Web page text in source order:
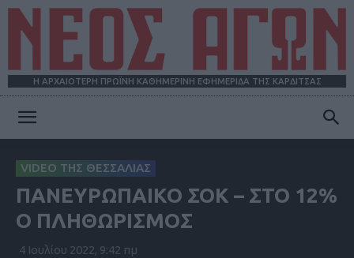
Η ΑΡΧΑΙΟΤΕΡΗ ΠΡΩΪΝΗ ΚΑΘΗΜΕΡΙΝΗ ΕΦΗΜΕΡΙΔΑ ΤΗΣ ΚΑΡΔΙΤΣΑΣ
ΑΓΩΝ
VIDEO ΤΗΣ ΘΕΣΣΑΛΙΑΣ
ΠΑΝΕΥΡΩΠΑΙΚΟ ΣΟΚ – ΣΤΟ 12%
Ο ΠΛΗΘΩΡΙΣΜΟΣ
4 Ιουλίου 2022, 9:42 πμ